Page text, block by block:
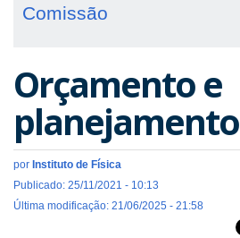
Comissão
Orçamento e
planejamento
por Instituto de Física
Publicado: 25/11/2021 - 10:13
Última modificação: 21/06/2025 - 21:58